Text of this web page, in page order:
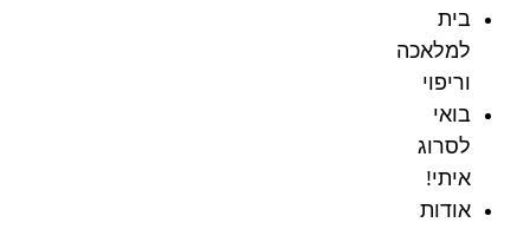
בית
למלאכה
וריפוי
בואי
לסרוג
איתי!
אודות